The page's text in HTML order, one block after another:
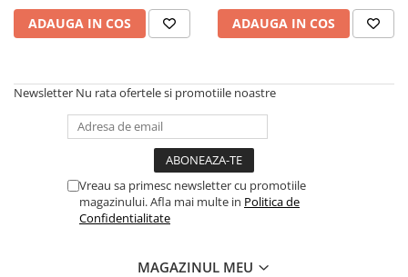
ADAUGA IN COS ADAUGA IN COS
Newsletter Nu rata ofertele si promotiile noastre
Vreau sa primesc newsletter cu promotiile
magazinului. Afla mai multe in Politica de
Confidentialitate
MAGAZINUL MEU